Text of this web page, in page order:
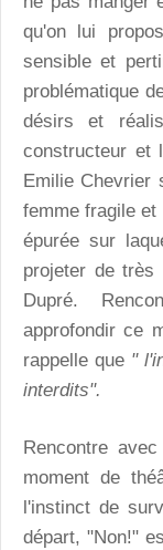
qu'on lui
sensible et
problématique
désirs et
constructeur et
Emilie Chevrier
femme fragile et
épurée sur
projeter de très
Dupré.
approfondir ce
rappelle que "
interdits".
Rencontre
moment de
l'instinct de
départ, "Non!"